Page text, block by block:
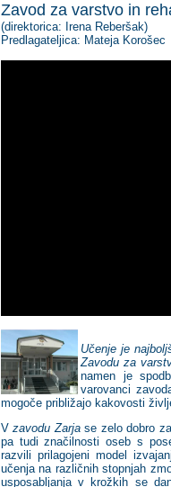
Zavod za varstvo in
(direktorica: Irena Reberšak)
Predlagateljica: Mateja Korošec
Učenje je
Zavodu za
namen je
varovanci
mogoče približajo kakovosti
Vzavodu Zarja se zelo dobro
pa tudi značilnosti oseb s
razvili prilagojeni model
učenja na različnih stopnjah
usposabljanja v krožkih se